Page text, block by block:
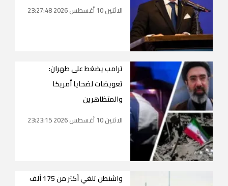
الاثنين 10 أغسطس 2026 23:27:48
ترامب يضغط على طهران:
تعويضات لضحايا أمريكا
والمتظاهرين
الاثنين 10 أغسطس 2026 23:23:15
واشنطن تلغي أكثر من 175 ألف